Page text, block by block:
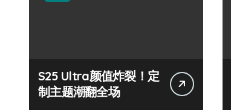
S25 Ultra颜值炸裂！定
制主题潮翻全场